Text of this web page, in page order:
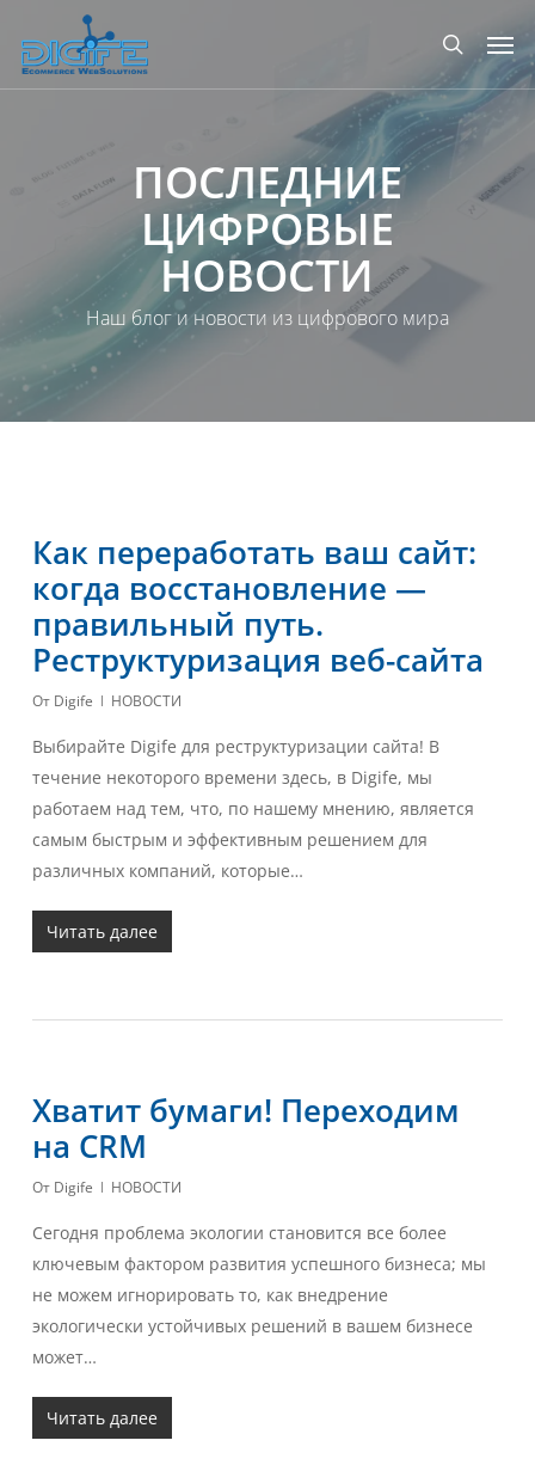
основному
поиск
ПОСЛЕДНИЕ
ЦИФРОВЫЕ
НОВОСТИ
Наш блог и новости из цифрового мира
Как переработать ваш сайт:
когда восстановление —
правильный путь.
Реструктуризация веб-сайта
От Digife НОВОСТИ
Выбирайте Digife для реструктуризации сайта! В
течение некоторого времени здесь, в Digife, мы
работаем над тем, что, по нашему мнению, является
самым быстрым и эффективным решением для
различных компаний, которые…
Читать далее
Хватит бумаги! Переходим
на CRM
От Digife НОВОСТИ
Сегодня проблема экологии становится все более
ключевым фактором развития успешного бизнеса; мы
не можем игнорировать то, как внедрение
экологически устойчивых решений в вашем бизнесе
может…
Читать далее